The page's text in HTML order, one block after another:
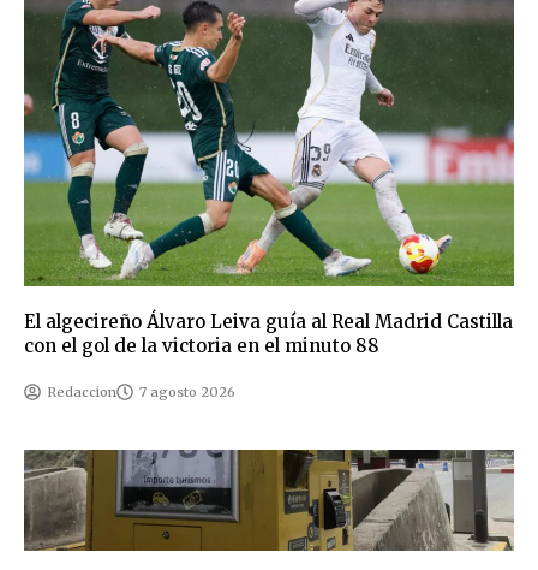
El algecireño Álvaro Leiva guía al Real Madrid Castilla
con el gol de la victoria en el minuto 88
Redaccion 7 agosto 2026